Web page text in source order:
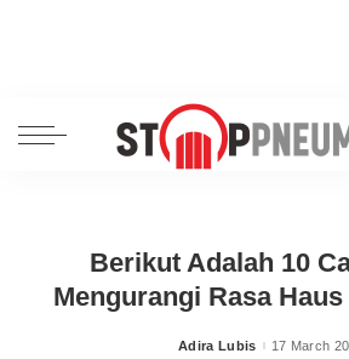
Berikut Adalah 10
Mengurangi Rasa
Posted
Adira Lubis 17 March